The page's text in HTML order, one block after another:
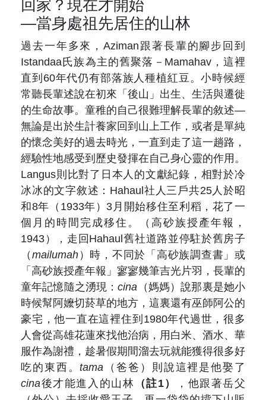
回家？現在才開始
—當身處祖先居住的山林
過去一年多來，Aziman 跟著長輩的腳步回到
Istandaa 氏族為主的舊聚落－ Mamahav，這裡
直到 60年代仍有部落族人種植紅豆。小時候經
常聽長輩述說在初來「後山」出生、生活與遷徙
的生命故事。童稚的自己很難理解長輩的敘述—
無論是出於生計養家回到山上工作，或者是單純
的懷念美好的過去時光，一直到走了這一趟路，
經驗性地感受到歷史發揮在自己身心靈的作用。
Langus則比對了日本人的文獻紀錄，相對於冷
冰冰的文字敘述： Hahaul 社人三戶共25人於昭
和8年（ 1933年） 3 月開始移住至利稻，花了一
個月的時間完成移住。（高砂族授產年報，
1943 ），走回 Hahaul 舊社道路並停駐於舊房子
（ mailumah）時，不同於「高砂族調查書」或
「高砂族授產年報」寥寥幾筆吉光片羽，長輩的
童年記憶隨之湧現：cina （媽媽）說那裏是她小
時候幫阿嬤切菸草的地方，這裏還有巫師阿公的
豪宅，他一直在這裡住到 1980年代過世，很多
人會從高雄花蓮來找他治病，用白米、酒水、華
服作為謝禮，趁暑假期間溜去玩就能獲得很多好
吃的東西。tama （爸爸）則說這裡是他娶了
cina後才能進入的山林 （註1）
，他跟著岳父